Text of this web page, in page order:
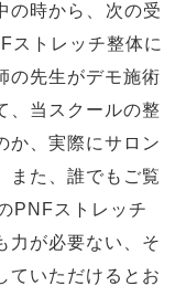
時から、次の受
ストレッチ整体に
の先生がデモ施術
、当スクールの整
か、実際にサロン
また、誰でもご覧
PNFストレッチ
力が必要ない、そ
ていただけるとお